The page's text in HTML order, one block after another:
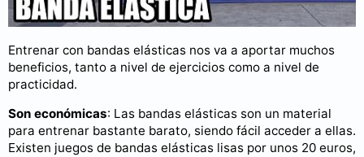
entrenamiento con bandas elásticas
Entrenar con bandas elásticas nos va a aportar muchos
beneficios, tanto a nivel de ejercicios como a nivel de
practicidad.
Son económicas: Las bandas elásticas son un material
para entrenar bastante barato, siendo fácil acceder a ellas.
Existen juegos de bandas elásticas lisas por unos 20 euros,